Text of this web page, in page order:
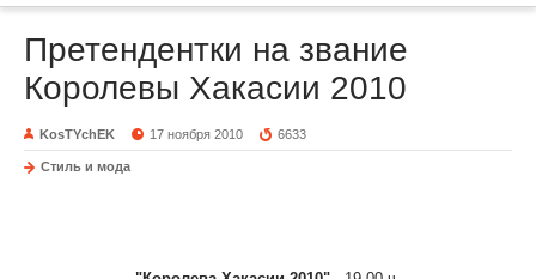
Претендентки на звание
Королевы Хакасии 2010
KosTYchEK 17 ноября 2010 6633
Стиль и мода